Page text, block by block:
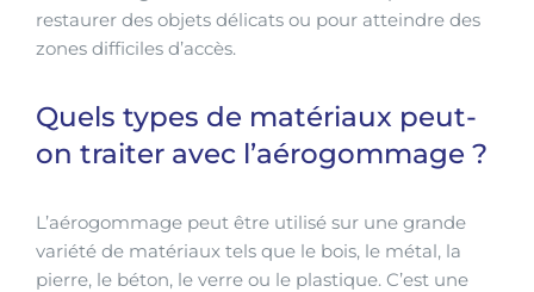
restaurer des objets délicats ou pour atteindre des
zones difficiles d’accès.
Quels types de matériaux peut-
on traiter avec l’aérogommage ?
L’aérogommage peut être utilisé sur une grande
variété de matériaux tels que le bois, le métal, la
pierre, le béton, le verre ou le plastique. C’est une